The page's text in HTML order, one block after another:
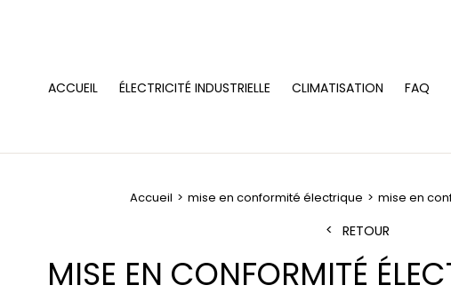
ACCUEIL ÉLECTRICITÉ INDUSTRIELLE CLIMATISATION FAQ
Accueil mise en conformité électrique mise en
RETOUR
MISE EN CONFORMITÉ